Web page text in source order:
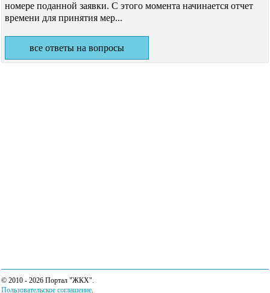
номере поданной заявки. С этого момента начинается отчет
времени для принятия мер...
все ответы на вопросы
© 2010 - 2026 Портал "ЖКХ".
Пользовательское соглашение.